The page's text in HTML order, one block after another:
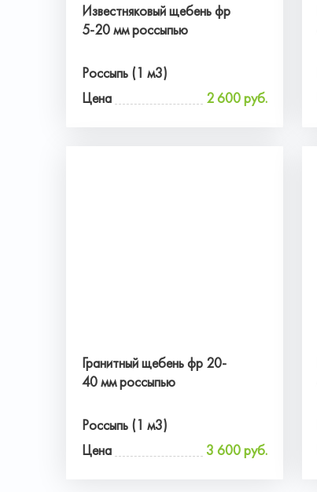
Известняковый щебень фр
5-20 мм россыпью
Россыпь (1 м3)
Цена
2 600 руб.
Гранитный щебень фр 20-
40 мм россыпью
Россыпь (1 м3)
Цена
3 600 руб.